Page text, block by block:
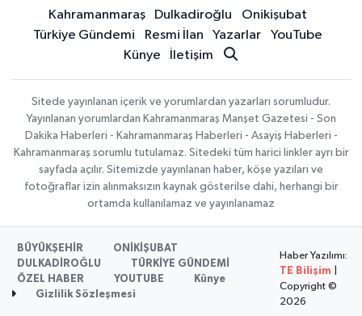
Kahramanmaraş Dulkadiroğlu
Onikişubat
Türkiye Gündemi
Resmi İlan Yazarlar
YouTube
Künye
İletişim
Sitede yayınlanan içerik ve yorumlardan yazarları sorumludur.
Yayınlanan yorumlardan Kahramanmaraş Manşet Gazetesi - Son
Dakika Haberleri - Kahramanmaraş Haberleri - Asayiş Haberleri -
Kahramanmaraş sorumlu tutulamaz. Sitedeki tüm harici linkler ayrı bir
sayfada açılır. Sitemizde yayınlanan haber, köşe yazıları ve
fotoğraflar izin alınmaksızın kaynak gösterilse dahi, herhangi bir
ortamda kullanılamaz ve yayınlanamaz
BÜYÜKŞEHİR
ONİKİŞUBAT
DULKADİROĞLU
TÜRKİYE GÜNDEMİ
ÖZEL HABER
YOUTUBE
Künye
Gizlilik Sözleşmesi
Haber Yazılımı:
TE Bilişim
Copyright ©
2026